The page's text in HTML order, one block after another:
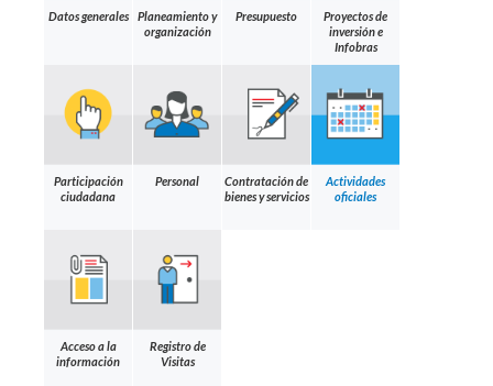
Datos generales
Planeamiento y
organización
Presupuesto
Proyectos de
inversión e
Infobras
Participación
ciudadana
Personal
Contratación de
bienes y servicios
Actividades
oficiales
Acceso a la
información
Registro de
Visitas